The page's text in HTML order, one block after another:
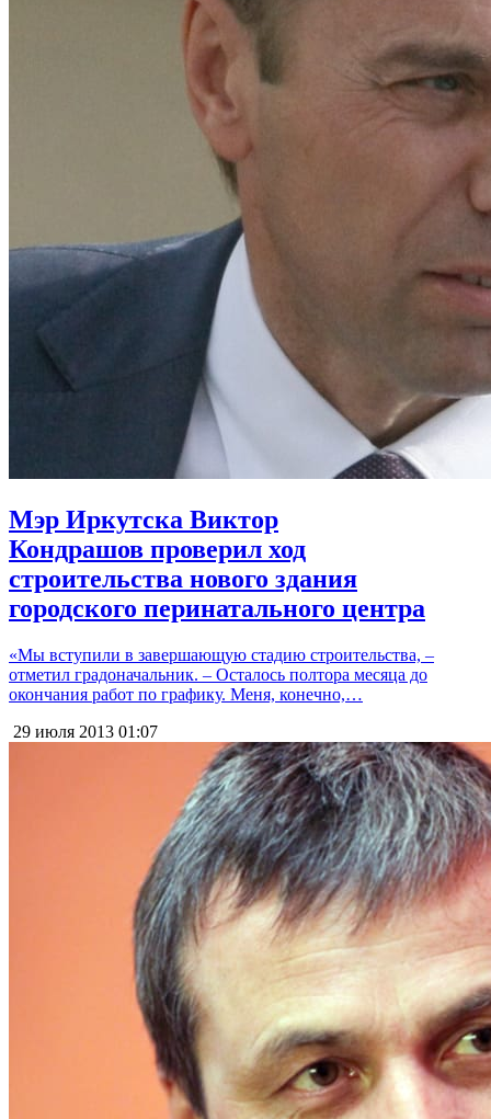
Мэр Иркутска Виктор
Кондрашов проверил ход
строительства нового здания
городского перинатального центра
«Мы вступили в завершающую стадию строительства, –
отметил градоначальник. – Осталось полтора месяца до
окончания работ по графику. Меня, конечно,…
29 июля 2013 01:07